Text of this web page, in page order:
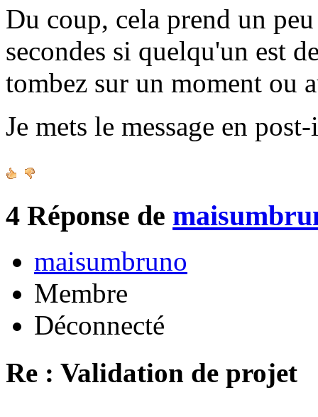
Du coup, cela prend un
secondes si quelqu'un est
tombez sur un moment ou
Je mets le message en
4 Réponse de
maisumbruno
Membre
Déconnecté
Re : Validation de projet